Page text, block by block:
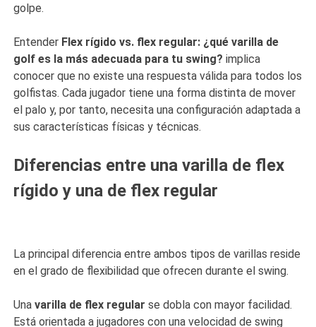
golpe.
Entender Flex rígido vs. flex regular: ¿qué varilla de
golf es la más adecuada para tu swing? implica
conocer que no existe una respuesta válida para todos los
golfistas. Cada jugador tiene una forma distinta de mover
el palo y, por tanto, necesita una configuración adaptada a
sus características físicas y técnicas.
Diferencias entre una varilla de flex
rígido y una de flex regular
La principal diferencia entre ambos tipos de varillas reside
en el grado de flexibilidad que ofrecen durante el swing.
Unavarilla de flex regular se dobla con mayor facilidad.
Está orientada a jugadores con una velocidad de swing